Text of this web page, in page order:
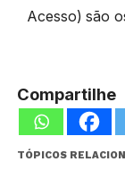
Acesso) são
Compartilhe
TÓPICOS